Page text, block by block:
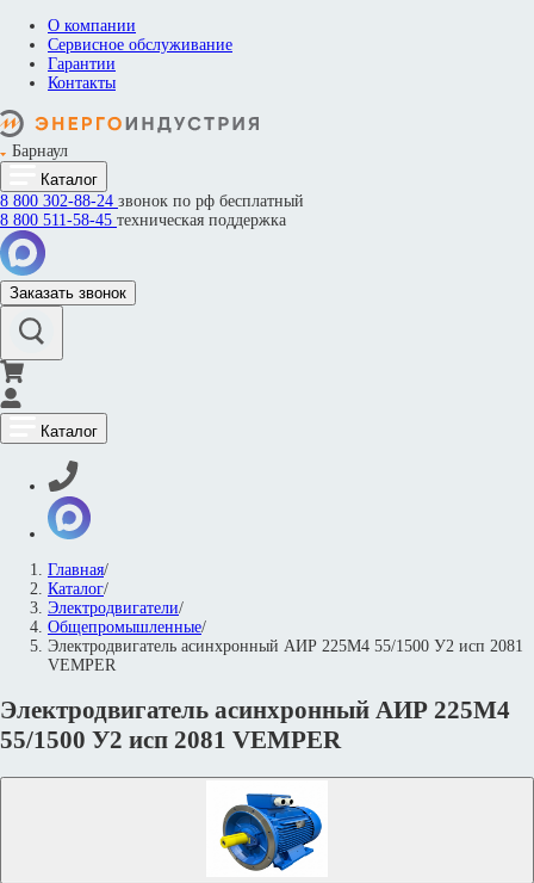
О компании
Сервисное обслуживание
Гарантии
Контакты
Барнаул
Каталог
8 800 302-88-24 звонок по рф бесплатный
8 800 511-58-45 техническая поддержка
Заказать звонок
Каталог
Главная/
Каталог/
Электродвигатели/
Общепромышленные/
Электродвигатель асинхронный АИР 225M4 55/1500 У2 исп 2081
VEMPER
Электродвигатель асинхронный АИР 225M4
55/1500 У2 исп 2081 VEMPER